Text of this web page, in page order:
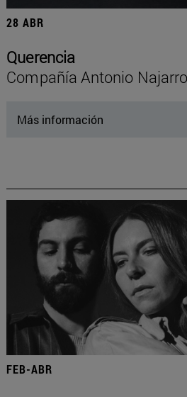
28 ABR
Querencia
Compañía Antonio Najarro
Más información
FEB-ABR